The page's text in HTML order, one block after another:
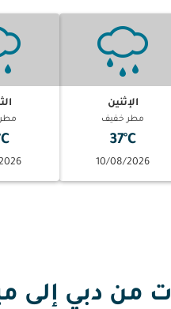
الإثنين
مطر خفيف
37°C
10/08/2026
دبي إلى